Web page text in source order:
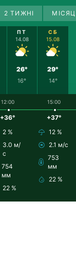
2 ТИЖНІ
ПТ
14.08
26°
16°
СБ
15.08
29°
14°
12:00
+36°
2 %
3.0 м/
с
754
мм
22 %
15:00
+37°
12 %
2.1 м/с
753
мм
22 %